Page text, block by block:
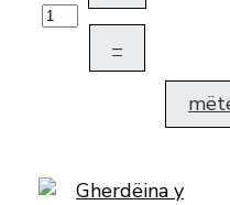
–